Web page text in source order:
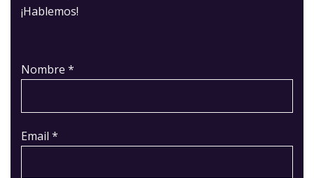
¡Hablemos!
Nombre *
Email *